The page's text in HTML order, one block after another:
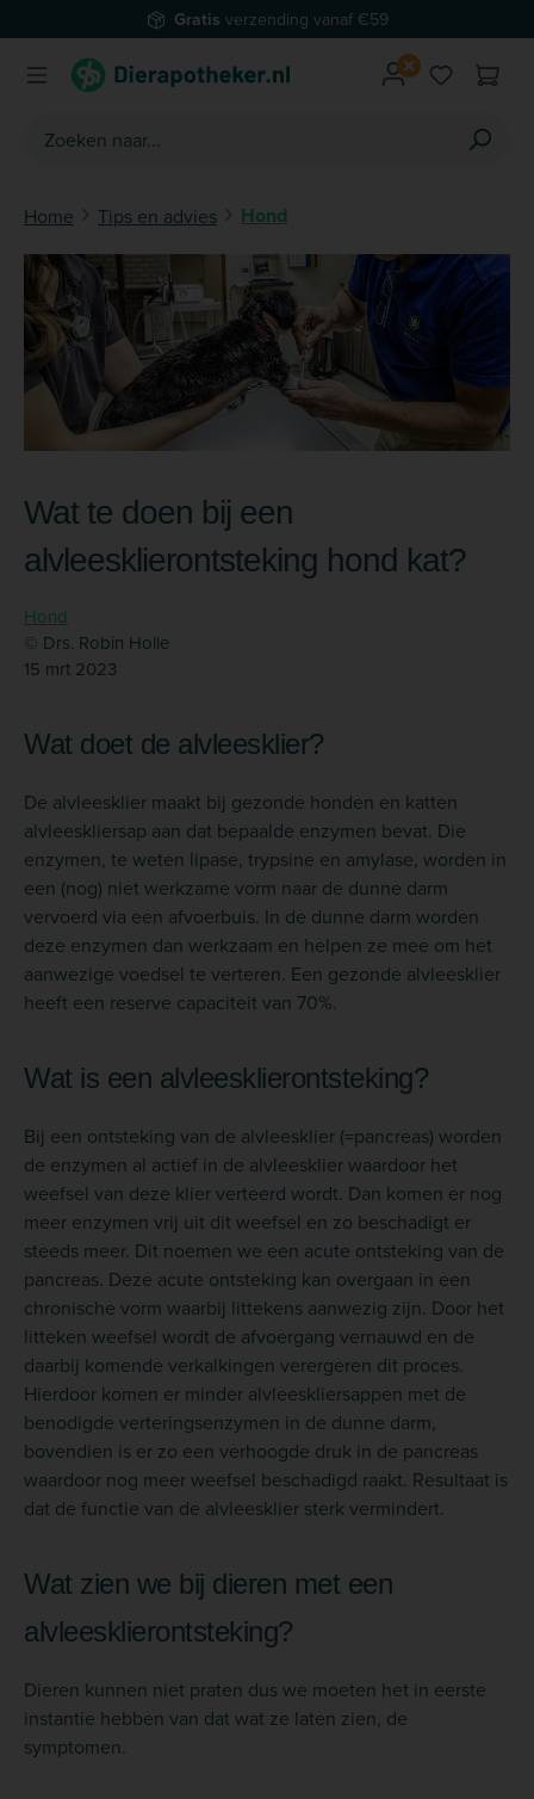
Ga naar de hoofdinhoudGratis verzending vanaf €59
Je hebt
Home Tips en advies Hond
Wat te doen bij een
alvleesklierontsteking hond kat?
Hond
© Drs. Robin Holle
15 mrt 2023
Wat doet de alvleesklier?
De alvleesklier maakt bij gezonde honden en katten
alvleeskliersap aan dat bepaalde enzymen bevat. Die
enzymen, te weten lipase, trypsine en amylase, worden in
een (nog) niet werkzame vorm naar de dunne darm
vervoerd via een afvoerbuis. In de dunne darm worden
deze enzymen dan werkzaam en helpen ze mee om het
aanwezige voedsel te verteren. Een gezonde alvleesklier
heeft een reserve capaciteit van 70%.
Wat is een alvleesklierontsteking?
Bij een ontsteking van de alvleesklier (=pancreas) worden
de enzymen al actief in de alvleesklier waardoor het
weefsel van deze klier verteerd wordt. Dan komen er nog
meer enzymen vrij uit dit weefsel en zo beschadigt er
steeds meer. Dit noemen we een acute ontsteking van de
pancreas. Deze acute ontsteking kan overgaan in een
chronische vorm waarbij littekens aanwezig zijn. Door het
litteken weefsel wordt de afvoergang vernauwd en de
daarbij komende verkalkingen verergeren dit proces.
Hierdoor komen er minder alvleeskliersappen met de
benodigde verteringsenzymen in de dunne darm,
bovendien is er zo een verhoogde druk in de pancreas
waardoor nog meer weefsel beschadigd raakt. Resultaat is
dat de functie van de alvleesklier sterk vermindert.
Wat zien we bij dieren met een
alvleesklierontsteking?
Dieren kunnen niet praten dus we moeten het in eerste
instantie hebben van dat wat ze laten zien, de
symptomen.